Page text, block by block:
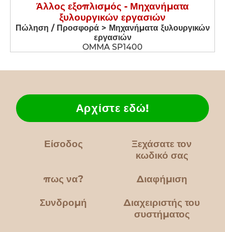
Άλλος εξοπλισμός - Μηχανήματα
ξυλουργικών εργασιών
Πώληση / Προσφορά > Μηχανήματα ξυλουργικών
εργασιών
OMMA SP1400
Είσοδος
Ξεχάσατε τον
κωδικό σας
πως να?
Αρχίστε εδώ!
Διαφήμιση
Συνδρομή
Διαχειριστής του
συστήματος